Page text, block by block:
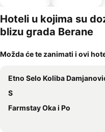
Hoteli u kojima su
blizu grada Berane
Možda će te zanimati i ovi
Etno Selo Koliba
S
Farmstay Oka i Po